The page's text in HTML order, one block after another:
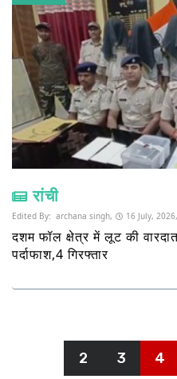
रांची
Edited By: archana singh, 16 July,
दशम फॉल क्षेत्र में लूट की
पर्दाफाश,4 गिरफ्तार
2 3 4